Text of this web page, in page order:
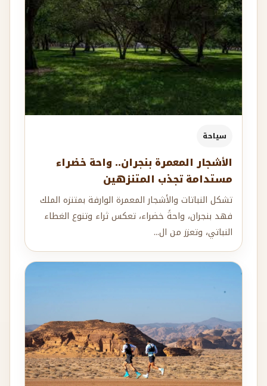
سياحة
الأشجار المعمرة بنجران.. واحة خضراء
مستدامة تجذب المتنزهين
تشكل النباتات والأشجار المعمرة الوارفة بمتنزه الملك
فهد بنجران، واحةً خضراء، تعكس ثراء وتنوع الغطاء
النباتي، وتعزز من ال...